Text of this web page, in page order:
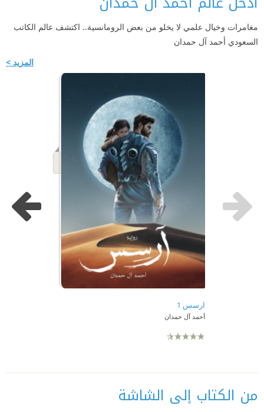
مغامرات وخيال علمي لا يخلو من بعض الرومانسية.. اكتشف عالم الكاتب
السعودي أحمد آل حمدان
المزيد >
ارسس 1
أحمد آل حمدان
من الكتاب إلى الشاشة